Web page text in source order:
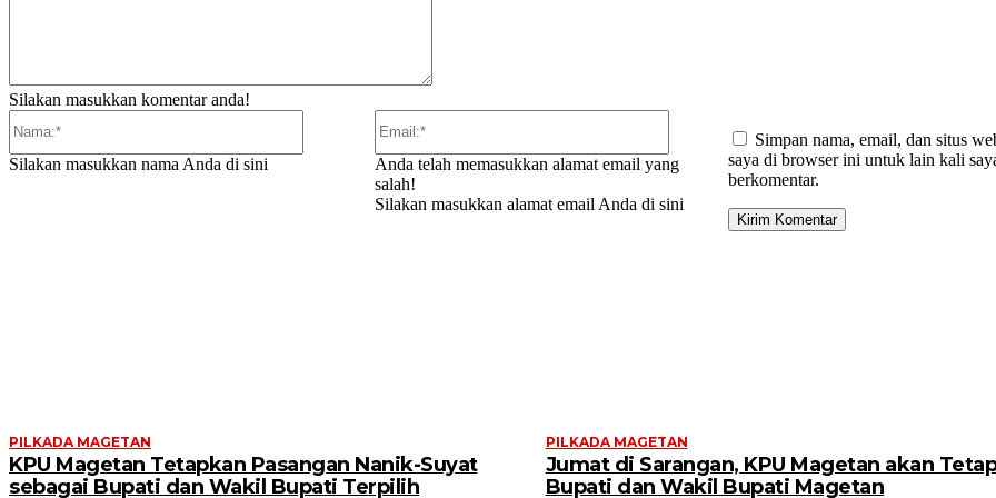
Silakan masukkan komentar anda!
Silakan masukkan nama Anda di sini
Anda telah memasukkan alamat email yang
salah!
Silakan masukkan alamat email Anda di sini
Simpan nama, email, dan situs
saya di browser ini untuk lain kali
berkomentar.
PILKADA MAGETAN
KPU Magetan Tetapkan Pasangan Nanik-Suyat
sebagai Bupati dan Wakil Bupati Terpilih
PILKADA MAGETAN
Jumat di Sarangan, KPU Magetan akan
Bupati dan Wakil Bupati Magetan